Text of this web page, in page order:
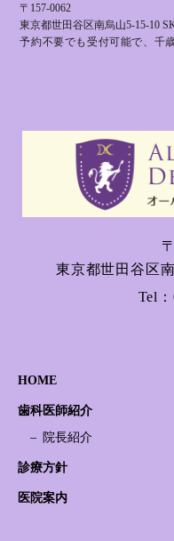
〒157-0062
東京都世田谷区南烏山5-15-10
予約不要でも受付可能で、千
東京都世田谷区
Tel：
HOME
歯科医師紹介
院長紹介
診療方針
医院案内